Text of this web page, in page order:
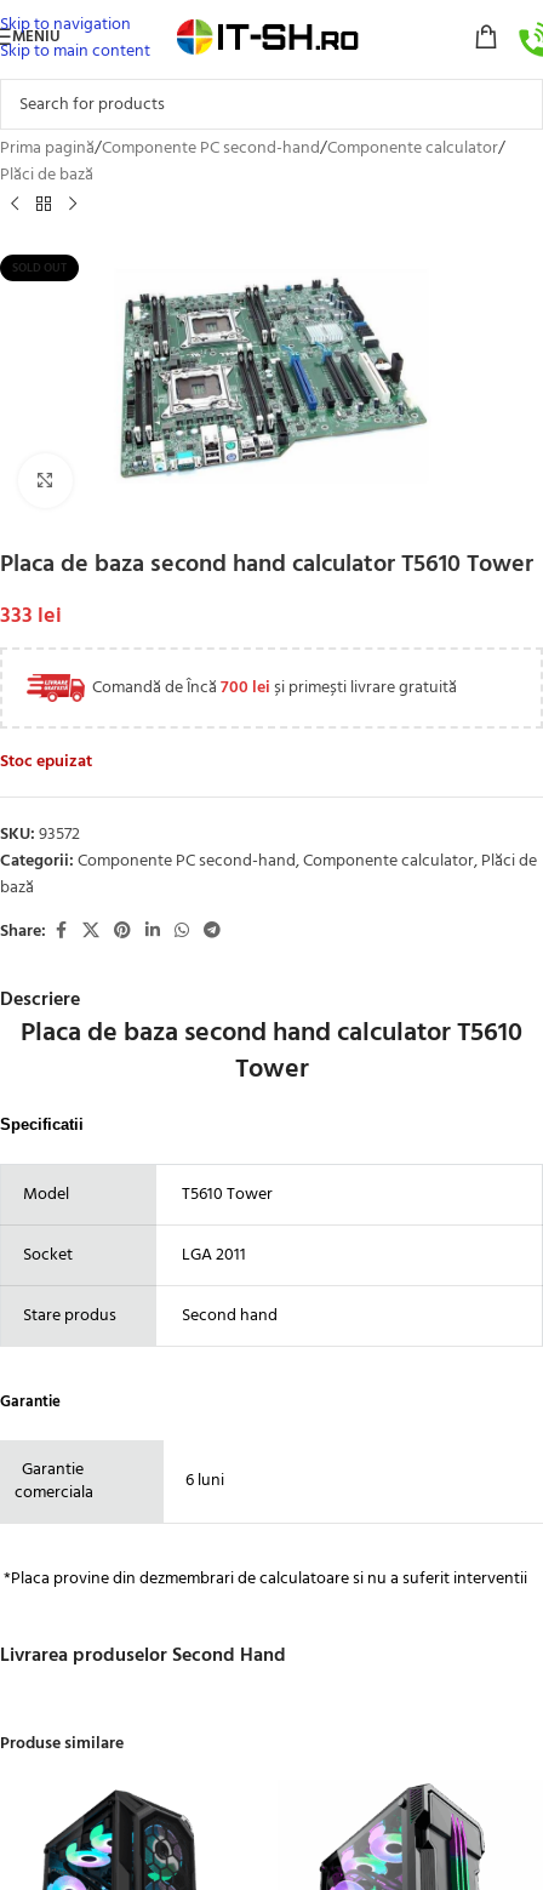
Skip to navigation
Skip to main content
MENIU
Prima pagină/Componente PC second-hand/Componente calculator/
Plăci de bază
SOLD OUT
Click to enlarge
Placa de baza second hand calculator T5610 Tower
333 lei
Comandă de Încă700 leiși primești livrare gratuită
Stoc epuizat
SKU:93572
Categorii:Componente PC second-hand,Componente calculator,Plăci de
bază
Share:
Descriere
Placa de baza second hand calculator T5610
Tower
Specificatii
Model T5610 Tower
Socket LGA 2011
Stare produs Second hand
Garantie
Garantie
comerciala
6 luni
*Placa provine din dezmembrari de calculatoare si nu a suferit interventii
Livrarea produselor Second Hand
Produse similare